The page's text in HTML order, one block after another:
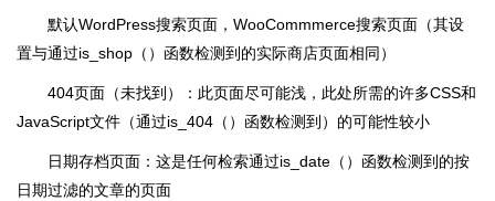
默认WordPress搜索页面，WooCommmerce搜索页面（其设
置与通过is_shop（）函数检测到的实际商店页面相同）
404页面（未找到）：此页面尽可能浅，此处所需的许多CSS和
JavaScript文件（通过is_404（）函数检测到）的可能性较小
日期存档页面：这是任何检索通过is_date（）函数检测到的按
日期过滤的文章的页面